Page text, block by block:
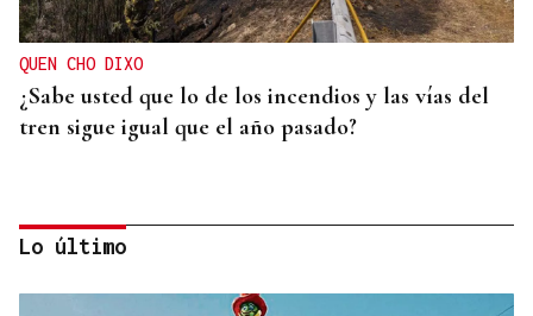
QUEN CHO DIXO
¿Sabe usted que lo de los incendios y las vías del
tren sigue igual que el año pasado?
Lo último